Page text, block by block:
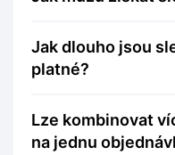
Jak dlouho jsou slevové kódy a kupóny
platné?
Lze kombinovat více slevových kupónů
na jednu